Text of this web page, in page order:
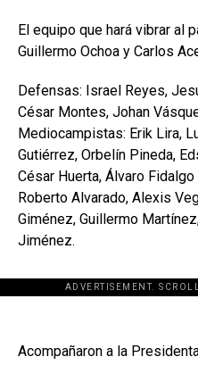
El equipo que hará vibrar al
Guillermo Ochoa y Carlos
Defensas: Israel Reyes,
César Montes, Johan
Mediocampistas: Erik Lira,
Gutiérrez, Orbelín Pineda,
César Huerta, Álvaro
Roberto Alvarado, Alexis
Giménez, Guillermo
Jiménez.
ADVERTISEMENT.
Acompañaron a la